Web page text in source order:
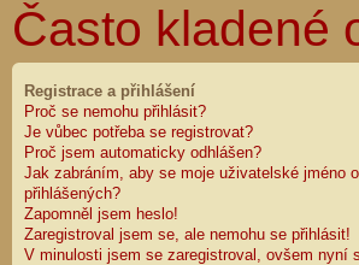
Často kladené
Registrace a přihlášení
Proč se nemohu přihlásit?
Je vůbec potřeba se registrovat?
Proč jsem automaticky odhlášen?
Jak zabráním, aby se moje uživatelské jméno
přihlášených?
Zapomněl jsem heslo!
Zaregistroval jsem se, ale nemohu se přihlásit!
V minulosti jsem se zaregistroval, ovšem nyní